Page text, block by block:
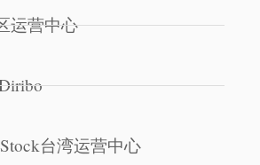
运营中心
台湾运营中心